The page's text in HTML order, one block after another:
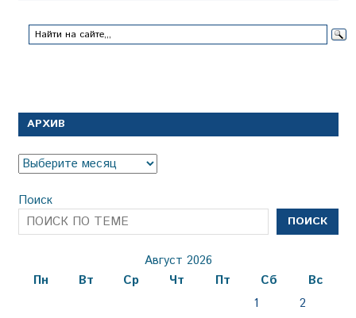
АРХИВ
Архив
Поиск
ПОИСК
Август 2026
Пн
Вт Ср Чт Пт Сб
Вс
1
2